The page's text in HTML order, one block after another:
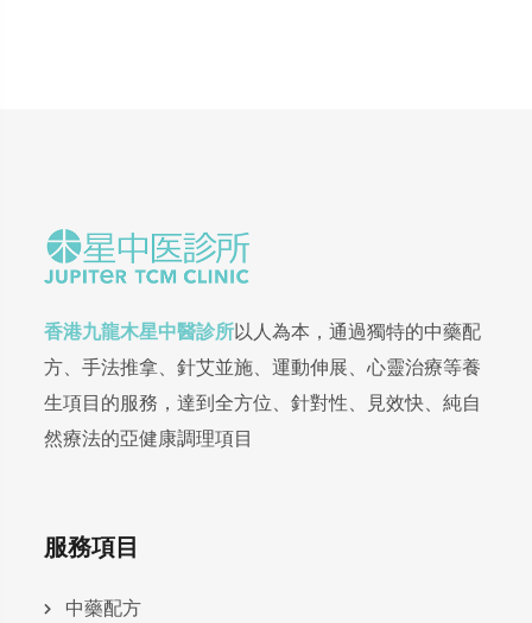
香港九龍木星中醫診所以人為本，通過獨特的中藥配
方、手法推拿、針艾並施、運動伸展、心靈治療等養
生項目的服務，達到全方位、針對性、見效快、純自
然療法的亞健康調理項目
服務項目
中藥配方